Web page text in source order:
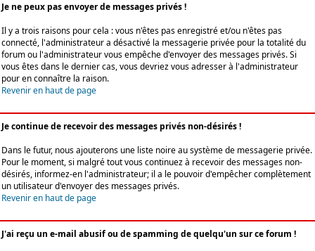
Je ne peux pas envoyer de messages privés !
Il y a trois raisons pour cela : vous n'êtes pas enregistré et/ou n'êtes pas
connecté, l'administrateur a désactivé la messagerie privée pour la totalité du
forum ou l'administrateur vous empêche d'envoyer des messages privés. Si
vous êtes dans le dernier cas, vous devriez vous adresser à l'administrateur
pour en connaître la raison.
Revenir en haut de page
Je continue de recevoir des messages privés non-désirés !
Dans le futur, nous ajouterons une liste noire au système de messagerie privée.
Pour le moment, si malgré tout vous continuez à recevoir des messages non-
désirés, informez-en l'administrateur; il a le pouvoir d'empêcher complètement
un utilisateur d'envoyer des messages privés.
Revenir en haut de page
J'ai reçu un e-mail abusif ou de spamming de quelqu'un sur ce forum !